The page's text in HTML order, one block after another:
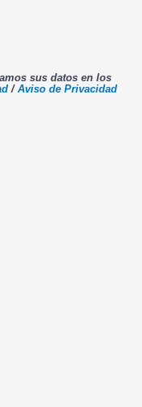
sus datos en los
/ Aviso de Privacidad